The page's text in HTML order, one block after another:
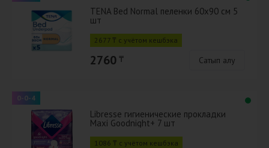
TENA Bed Normal пеленки 60x90 см 5
шт
2677 ₸ с учётом кешбэка
2760 ₸ Сатып алу
0-0-4
Libresse гигиенические прокладки
Maxi Goodnight+ 7 шт
1086 ₸ с учётом кешбэка